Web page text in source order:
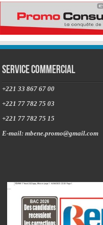
Service commercial
+221 33 867 67 00
+221 77 782 75 03
+221 77 782 75 15
E-mail: mbene.promo@gmail.com